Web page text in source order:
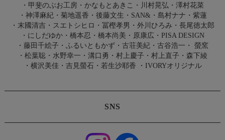
・ 甲斐のぶお工房 ・ かなもとあきこ ・ 川村晃弘 ・ 澤村花菜
・ 神澤麻紀・ 菊地遥香 ・ 後藤文生 ・ SAN& ・ 島村ナナ ・ 紫蓮
・ 末國清吉 ・ スエトシヒロ ・ 冨樫孝男 ・ 外川ひろみ ・ 長尾徳太郎
・ にしだゆか ・ 橋本忍 ・ 橋本尚美 ・ 原康広 ・ PISA DESIGN
・ 藤田千絵子 ・ ふるいともかず ・ 古荘美紀 ・ 古谷浩一 ・
螢窯
・ 松葉聡 ・ 水野幸一 ・ 溝口勇 ・ 村上慶子 ・ 村上直子 ・ 森下綾
・ 横沢美佳 ・ 吉見螢石・ 若生沙耶香 ・ IVORYオリジナル
SNS